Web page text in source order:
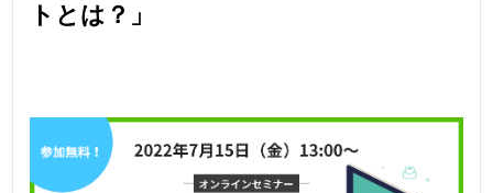
資料ダウンロード
トとは？」